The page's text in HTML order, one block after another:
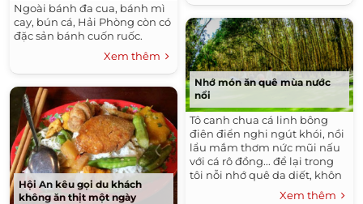
Ngoài bánh đa cua, bánh mì
cay, bún cá, Hải Phòng còn có
đặc sản bánh cuốn ruốc.
Xem thêm
Hội An kêu gọi du khách
không ăn thịt một ngày
Nhớ món ăn quê mùa nước
nổi
Tô canh chua cá linh bông
điên điển nghi ngút khói, nồi
lẩu mắm thơm nức mũi nấu
với cá rô đồng... để lại trong
tôi nỗi nhớ quê da diết, khôn
Xem thêm